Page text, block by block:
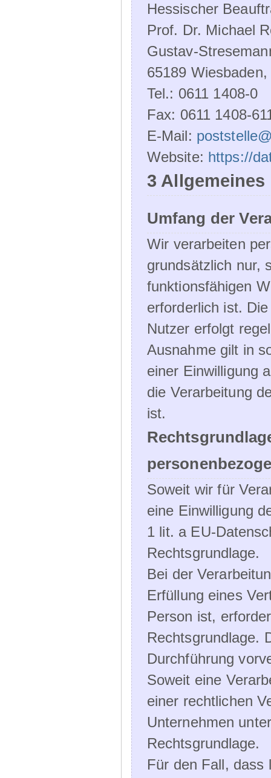
Hessischer
Prof. Dr. Michael
Gustav-
65189
Tel.: 0611 1408-0
Fax: 0611 1408-
E-Mail:
Website: https://
3
Umfang der
Wir verarbeiten
grundsätzlich nur,
funktionsfähigen
erforderlich ist.
Nutzer erfolgt
Ausnahme gilt in
einer Einwilligung
die Verarbeitung
ist.
Soweit wir für
eine Einwilligung
1 lit. a EU-
Rechtsgrundlage.
Bei der
Erfüllung eines
Person ist,
Rechtsgrundlage.
Durchführung
Soweit eine
einer rechtlichen
Unternehmen
Rechtsgrundlage.
Für den Fall, dass